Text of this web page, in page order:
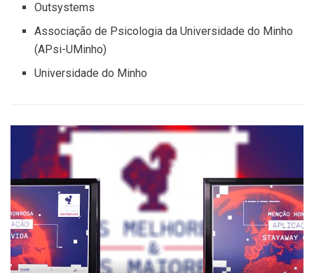
Outsystems
Associação de Psicologia da Universidade do Minho
(APsi-UMinho)
Universidade do Minho